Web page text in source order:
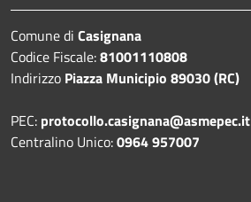
Comune di Casignana
Codice Fiscale:81001110808
Indirizzo Piazza Municipio 89030 (RC)
PEC: protocollo.casignana@asmepec.it
Centralino Unico:0964 957007